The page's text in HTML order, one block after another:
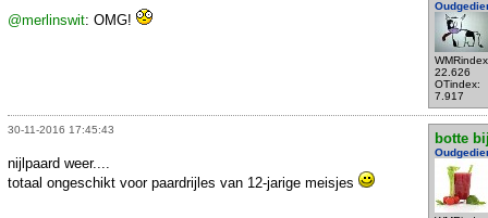
22.626
OTindex:
7.917
@merlinswit: OMG!
30-11-2016 17:45:43
botte
nijlpaard weer....
totaal ongeschikt voor paardrijles van 12-jarige meisjes